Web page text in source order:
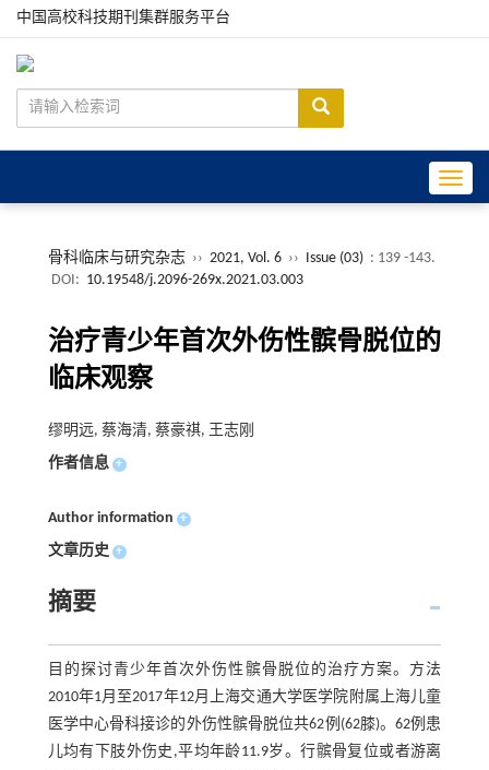
中国高校科技期刊集群服务平台
骨科临床与研究杂志 ›› 2021, Vol. 6 ›› Issue (03) : 139 -143.
DOI: 10.19548/j.2096-269x.2021.03.003
治疗青少年首次外伤性髌骨脱位的
临床观察
缪明远, 蔡海清, 蔡豪祺, 王志刚
作者信息 +
Author information +
文章历史 +
摘要
目的探讨青少年首次外伤性髌骨脱位的治疗方案。方法
2010年1月至2017年12月上海交通大学医学院附属上海儿童
医学中心骨科接诊的外伤性髌骨脱位共62例(62膝)。62例患
儿均有下肢外伤史,平均年龄11.9岁。行髌骨复位或者游离